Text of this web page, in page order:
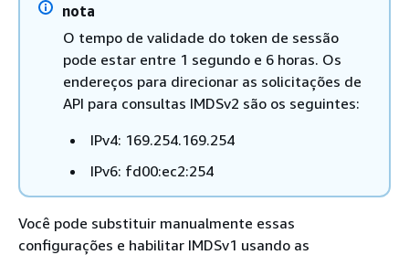
nota
O tempo de validade do token de sessão
pode estar entre 1 segundo e 6 horas. Os
endereços para direcionar as solicitações de
API para consultas IMDSv2 são os seguintes:
IPv4: 169.254.169.254
IPv6: fd00:ec2:254
Você pode substituir manualmente essas
configurações e habilitar IMDSv1 usando as